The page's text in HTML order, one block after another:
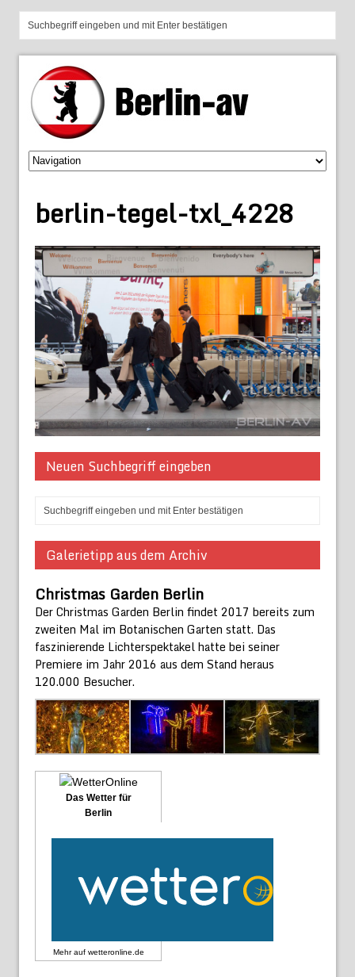
berlin-tegel-txl_4228
Neuen Suchbegriff eingeben
Galerietipp aus dem Archiv
Christmas Garden Berlin
Der Christmas Garden Berlin findet 2017 bereits zum
zweiten Mal im Botanischen Garten statt. Das
faszinierende Lichterspektakel hatte bei seiner
Premiere im Jahr 2016 aus dem Stand heraus
120.000 Besucher.
Das Wetter für
Berlin
Mehr auf wetteronline.de